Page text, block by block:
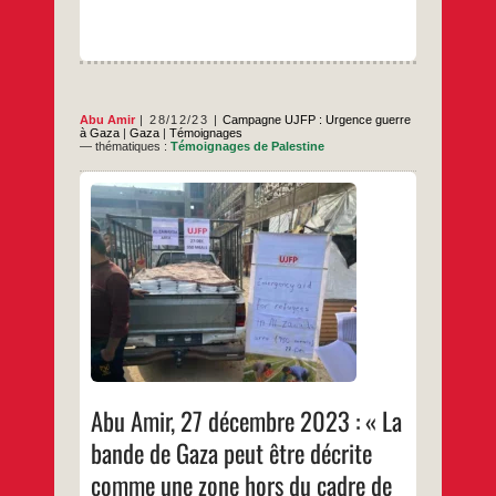
Abu Amir 28/12/23
Campagne UJFP : Urgence guerre
à Gaza |Gaza |Témoignages
— thématiques :Témoignages de Palestine
Abu Amir, 27 décembre 2023 : « La
bande de Gaza peut être décrite
comme une zone hors du cadre de
Dans la région d’Al-Zawaida, plus
précisément dans l’école préparatoire
communale pour réfugiés d’Al-Zawaida, plus
de 350 familles ont trouvé refuge dans cette
école en cours de construction, s’abritant
entre ses murs des bombardements, du
froid et de la pluie.La plupart de ces familles
ont quitté les régions de Nuseirat et
…
Abu
Amir,
27
décembre
2023
« La
bande
de
Gaza
peut
être